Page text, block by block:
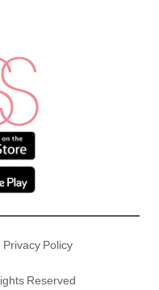
Privacy Policy
Reserved